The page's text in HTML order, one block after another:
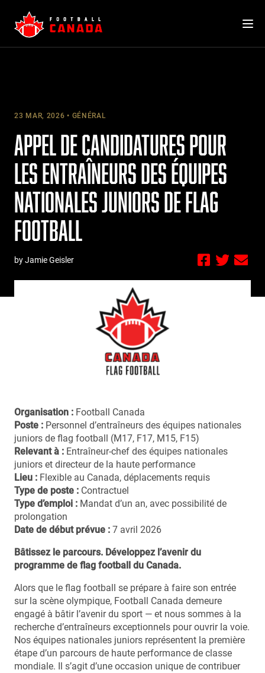
content
23 MAR, 2026 GÉNÉRAL
APPEL DE CANDIDATURES POUR
LES ENTRAÎNEURS DES ÉQUIPES
NATIONALES JUNIORS DE FLAG
FOOTBALL
by Jamie Geisler
Organisation : Football Canada
Poste : Personnel d’entraîneurs des équipes nationales
juniors de flag football (M17, F17, M15, F15)
Relevant à : Entraîneur-chef des équipes nationales
juniors et directeur de la haute performance
Lieu : Flexible au Canada, déplacements requis
Type de poste : Contractuel
Type d’emploi : Mandat d’un an, avec possibilité de
prolongation
Date de début prévue : 7 avril 2026
Bâtissez le parcours. Développez l’avenir du
programme de flag football du Canada.
Alors que le flag football se prépare à faire son entrée
sur la scène olympique, Football Canada demeure
engagé à bâtir l’avenir du sport — et nous sommes à la
recherche d’entraîneurs exceptionnels pour ouvrir la voie.
Nos équipes nationales juniors représentent la première
étape d’un parcours de haute performance de classe
mondiale. Il s’agit d’une occasion unique de contribuer